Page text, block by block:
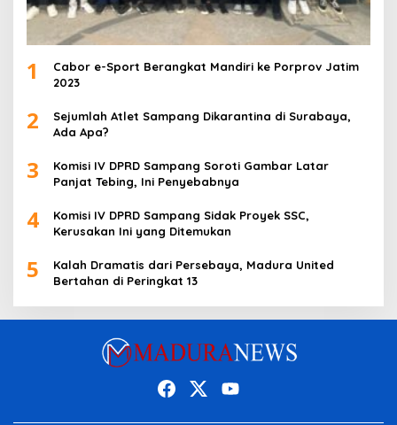
1
Cabor e-Sport Berangkat Mandiri ke Porprov Jatim
2023
2
Sejumlah Atlet Sampang Dikarantina di Surabaya,
Ada Apa?
3
Komisi IV DPRD Sampang Soroti Gambar Latar
Panjat Tebing, Ini Penyebabnya
4
Komisi IV DPRD Sampang Sidak Proyek SSC,
Kerusakan Ini yang Ditemukan
5
Kalah Dramatis dari Persebaya, Madura United
Bertahan di Peringkat 13